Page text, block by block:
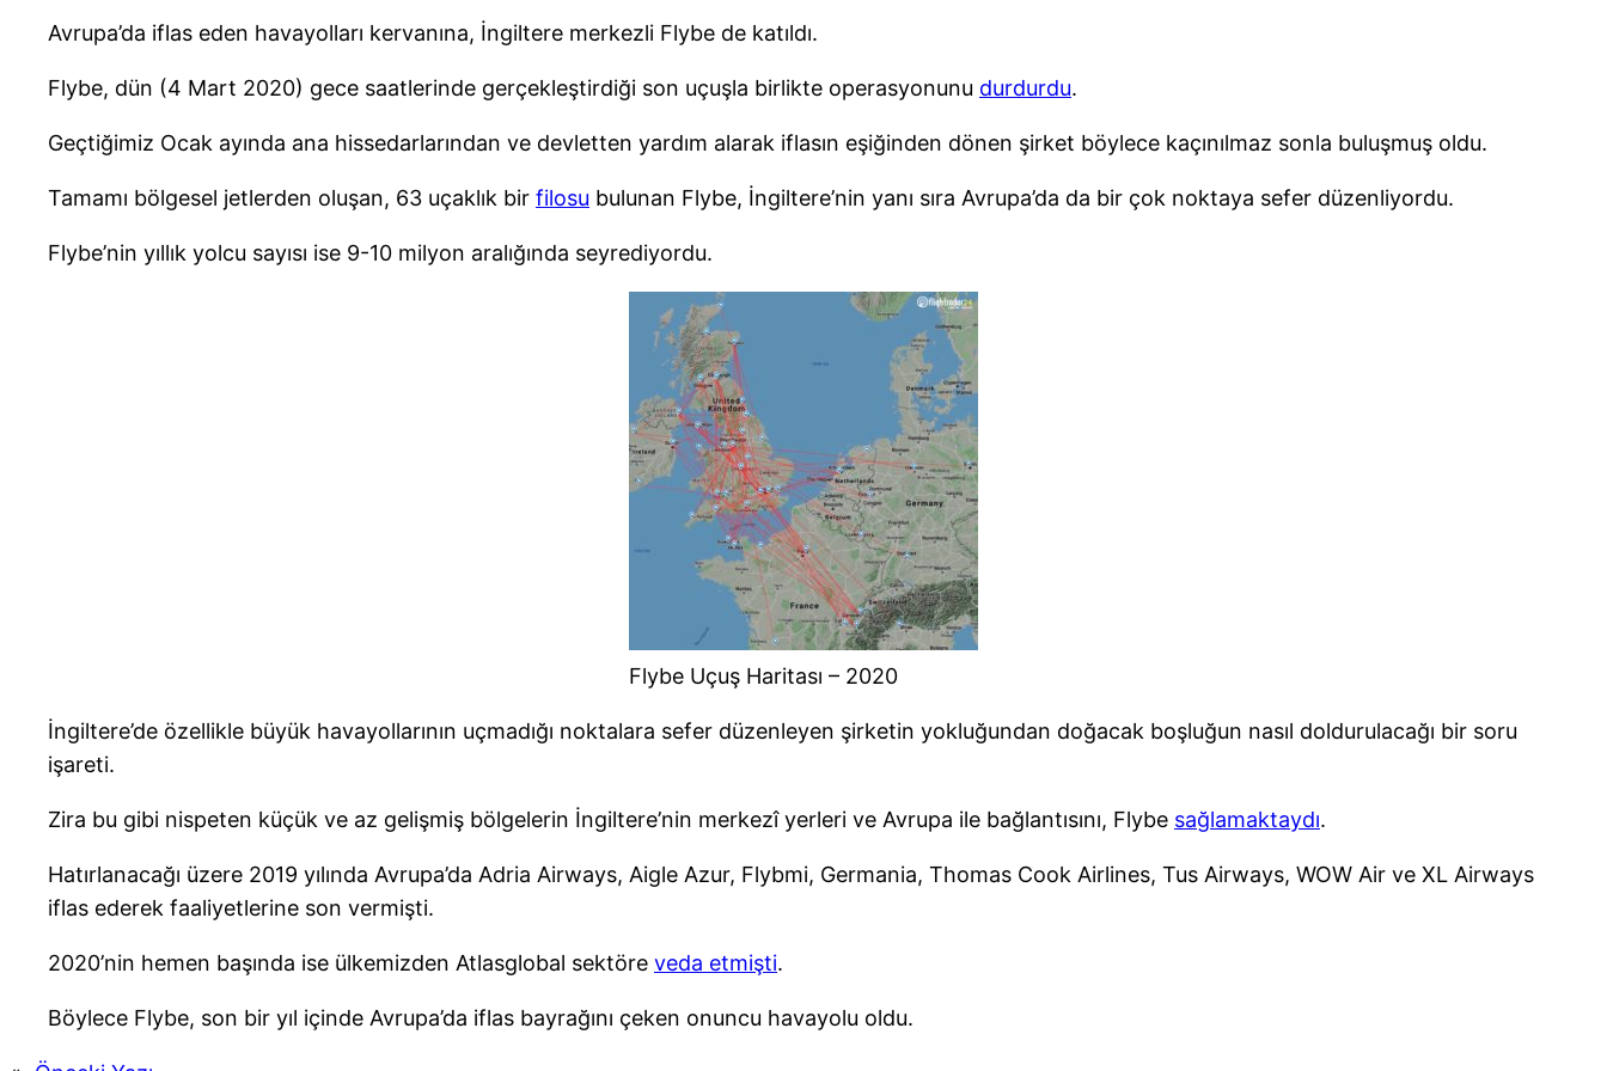
Avrupa’da iflas eden havayolları kervanına, İngiltere merkezli Flybe de katıldı.
Flybe, dün (4 Mart 2020) gece saatlerinde gerçekleştirdiği son uçuşla birlikte operasyonunu durdurdu.
Geçtiğimiz Ocak ayında ana hissedarlarından ve devletten yardım alarak iflasın eşiğinden dönen şirket böylece kaçınılmaz sonla buluşmuş oldu.
Tamamı bölgesel jetlerden oluşan, 63 uçaklık bir filosu bulunan Flybe, İngiltere’nin yanı sıra Avrupa’da da bir çok noktaya sefer düzenliyordu.
Flybe’nin yıllık yolcu sayısı ise 9-10 milyon aralığında seyrediyordu.
Flybe Uçuş Haritası – 2020
İngiltere’de özellikle büyük havayollarının uçmadığı noktalara sefer düzenleyen şirketin yokluğundan doğacak boşluğun nasıl doldurulacağı bir soru
işareti.
Zira bu gibi nispeten küçük ve az gelişmiş bölgelerin İngiltere’nin merkezî yerleri ve Avrupa ile bağlantısını, Flybe sağlamaktaydı.
Hatırlanacağı üzere 2019 yılında Avrupa’da Adria Airways, Aigle Azur, Flybmi, Germania, Thomas Cook Airlines, Tus Airways, WOW Air ve XL Airways
iflas ederek faaliyetlerine son vermişti.
2020’nin hemen başında ise ülkemizden Atlasglobal sektöre veda etmişti.
Böylece Flybe, son bir yıl içinde Avrupa’da iflas bayrağını çeken onuncu havayolu oldu.